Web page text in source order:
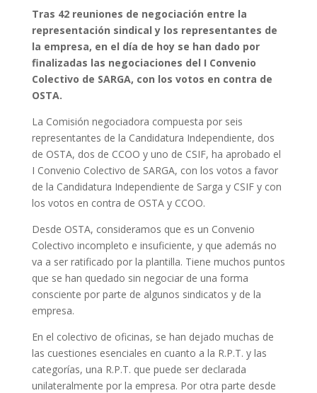
Tras 42 reuniones de negociación entre la
representación sindical y los representantes de
la empresa, en el día de hoy se han dado por
finalizadas las negociaciones del I Convenio
Colectivo de SARGA, con los votos en contra de
OSTA.
La Comisión negociadora compuesta por seis
representantes de la Candidatura Independiente, dos
de OSTA, dos de CCOO y uno de CSIF, ha aprobado el
I Convenio Colectivo de SARGA, con los votos a favor
de la Candidatura Independiente de Sarga y CSIF y con
los votos en contra de OSTA y CCOO.
Desde OSTA, consideramos que es un Convenio
Colectivo incompleto e insuficiente, y que además no
va a ser ratificado por la plantilla. Tiene muchos puntos
que se han quedado sin negociar de una forma
consciente por parte de algunos sindicatos y de la
empresa.
En el colectivo de oficinas, se han dejado muchas de
las cuestiones esenciales en cuanto a la R.P.T. y las
categorías, una R.P.T. que puede ser declarada
unilateralmente por la empresa. Por otra parte desde